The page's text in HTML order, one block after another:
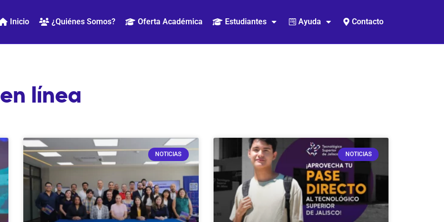
Inicio ¿Quiénes Somos? Oferta Académica Estudiantes Ayuda Contacto
línea
NOTICIAS NOTICIAS